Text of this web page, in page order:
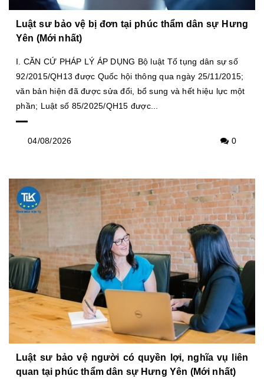
Luật sư bảo vệ bị đơn tại phúc thẩm dân sự Hưng
Yên (Mới nhất)
I. CĂN CỨ PHÁP LÝ ÁP DỤNG Bộ luật Tố tụng dân sự số
92/2015/QH13 được Quốc hội thông qua ngày 25/11/2015;
văn bản hiện đã được sửa đổi, bổ sung và hết hiệu lực một
phần; Luật số 85/2025/QH15 được...
04/08/2026 0
Luật sư bảo vệ người có quyền lợi, nghĩa vụ liên
quan tại phúc thẩm dân sự Hưng Yên (Mới nhất)